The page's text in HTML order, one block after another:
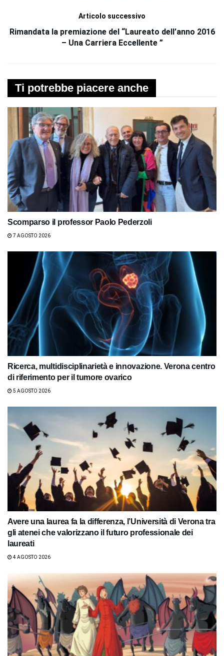
Articolo successivo
Rimandata la premiazione del “Laureato dell’anno 2016
– Una Carriera Eccellente ”
Ti potrebbe piacere anche
Scomparso il professor Paolo Pederzoli
7 AGOSTO 2026
Ricerca, multidisciplinarietà e innovazione. Verona centro
di riferimento per il tumore ovarico
5 AGOSTO 2026
Avere una laurea fa la differenza, l’Università di Verona tra
gli atenei che valorizzano il futuro professionale dei
laureati
4 AGOSTO 2026